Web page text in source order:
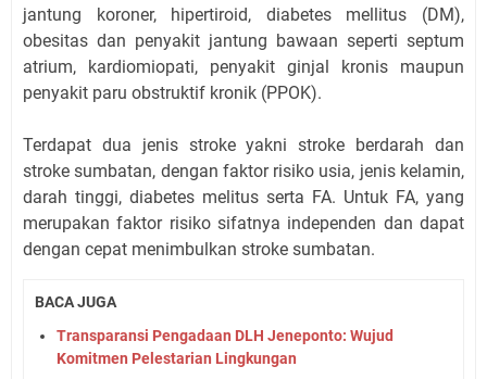
jantung koroner, hipertiroid, diabetes mellitus (DM),
obesitas dan penyakit jantung bawaan seperti septum
atrium, kardiomiopati, penyakit ginjal kronis maupun
penyakit paru obstruktif kronik (PPOK).
Terdapat dua jenis stroke yakni stroke berdarah dan
stroke sumbatan, dengan faktor risiko usia, jenis kelamin,
darah tinggi, diabetes melitus serta FA. Untuk FA, yang
merupakan faktor risiko sifatnya independen dan dapat
dengan cepat menimbulkan stroke sumbatan.
BACA JUGA
Transparansi Pengadaan DLH Jeneponto: Wujud
Komitmen Pelestarian Lingkungan